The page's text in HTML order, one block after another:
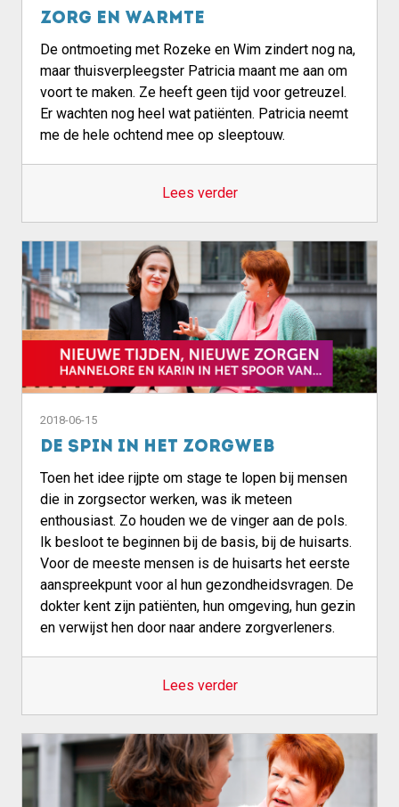
Zorg en warmte
De ontmoeting met Rozeke en Wim zindert nog na,
maar thuisverpleegster Patricia maant me aan om
voort te maken. Ze heeft geen tijd voor getreuzel.
Er wachten nog heel wat patiënten. Patricia neemt
me de hele ochtend mee op sleeptouw.
Lees verder
2018-06-15
De spin in het zorgweb
Toen het idee rijpte om stage te lopen bij mensen
die in zorgsector werken, was ik meteen
enthousiast. Zo houden we de vinger aan de pols.
Ik besloot te beginnen bij de basis, bij de huisarts.
Voor de meeste mensen is de huisarts het eerste
aanspreekpunt voor al hun gezondheidsvragen. De
dokter kent zijn patiënten, hun omgeving, hun gezin
en verwijst hen door naar andere zorgverleners.
Lees verder